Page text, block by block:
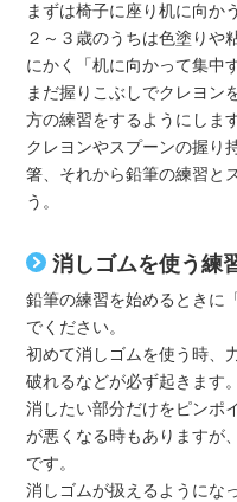
まずは椅子に座り机に向か
２～３歳のうちは色塗りや
にかく「机に向かって集中
まだ握りこぶしでクレヨン
方の練習をするようにします
クレヨンやスプーンの握り
箸、それから鉛筆の練習と
う。
消しゴムを使う練
鉛筆の練習を始めるときに
でください。
初めて消しゴムを使う時、
破れるなどが必ず起きます。
消したい部分だけをピンポ
が悪くなる時もありますが
です。
消しゴムが扱えるようにな